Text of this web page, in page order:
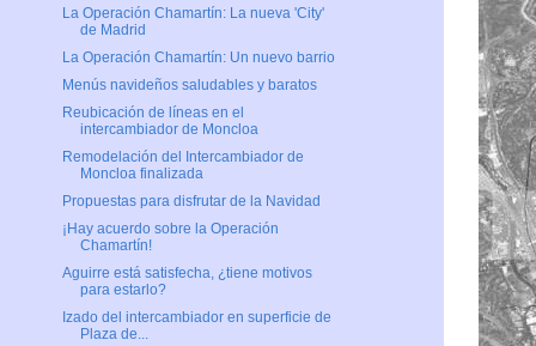
La Operación Chamartín: La nueva 'City'
de Madrid
La Operación Chamartín: Un nuevo barrio
Menús navideños saludables y baratos
Reubicación de líneas en el
intercambiador de Moncloa
Remodelación del Intercambiador de
Moncloa finalizada
Propuestas para disfrutar de la Navidad
¡Hay acuerdo sobre la Operación
Chamartín!
Aguirre está satisfecha, ¿tiene motivos
para estarlo?
Izado del intercambiador en superficie de
Plaza de...